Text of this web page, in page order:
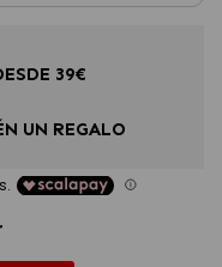
39€
UN REGALO